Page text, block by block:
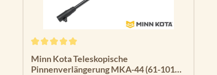
Minn Kota Teleskopische
Pinnenverlängerung MKA-44 (61-101